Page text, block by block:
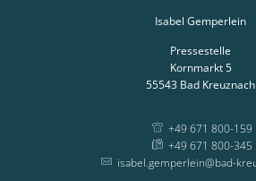
Isabel Gemperlein
Pressestelle
Kornmarkt 5
55543 Bad Kreuznach
+49 671 800-159
+49 671 800-345
isabel.gemperlein@bad-